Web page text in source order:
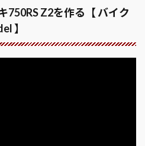
750RS Z2を作る【 バイク
】